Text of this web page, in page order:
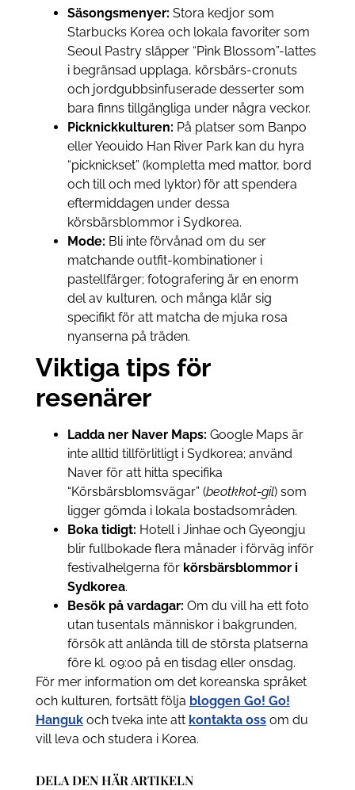
Säsongsmenyer: Stora kedjor som
Starbucks Korea och lokala favoriter som
Seoul Pastry släpper “Pink Blossom”-lattes
i begränsad upplaga, körsbärs-cronuts
och jordgubbsinfuserade desserter som
bara finns tillgängliga under några veckor.
Picknickkulturen: På platser som Banpo
eller Yeouido Han River Park kan du hyra
“picknickset” (kompletta med mattor, bord
och till och med lyktor) för att spendera
eftermiddagen under dessa
körsbärsblommor i Sydkorea.
Mode: Bli inte förvånad om du ser
matchande outfit-kombinationer i
pastellfärger; fotografering är en enorm
del av kulturen, och många klär sig
specifikt för att matcha de mjuka rosa
nyanserna på träden.
Viktiga tips för
resenärer
Ladda ner Naver Maps: Google Maps är
inte alltid tillförlitligt i Sydkorea; använd
Naver för att hitta specifika
“Körsbärsblomsvägar” (beotkkot-gil) som
ligger gömda i lokala bostadsområden.
Boka tidigt: Hotell i Jinhae och Gyeongju
blir fullbokade flera månader i förväg inför
festivalhelgerna för körsbärsblommor i
Sydkorea.
Besök på vardagar: Om du vill ha ett foto
utan tusentals människor i bakgrunden,
försök att anlända till de största platserna
före kl. 09:00 på en tisdag eller onsdag.
För mer information om det koreanska språket
och kulturen, fortsätt följa bloggen Go! Go!
Hangukoch tveka inte att kontakta ossom du
vill leva och studera i Korea.
DELA DEN HÄR ARTIKELN